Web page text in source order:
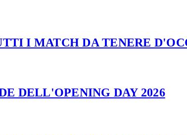
I MATCH DA TENERE
DELL'OPENING DAY 2026